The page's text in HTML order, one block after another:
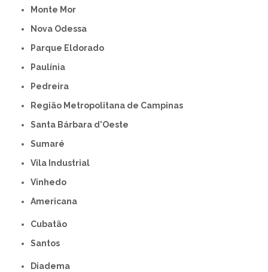
Monte Mor
Nova Odessa
Parque Eldorado
Paulínia
Pedreira
Região Metropolitana de Campinas
Santa Bárbara d'Oeste
Sumaré
Vila Industrial
Vinhedo
americana
Cubatão
Santos
Diadema